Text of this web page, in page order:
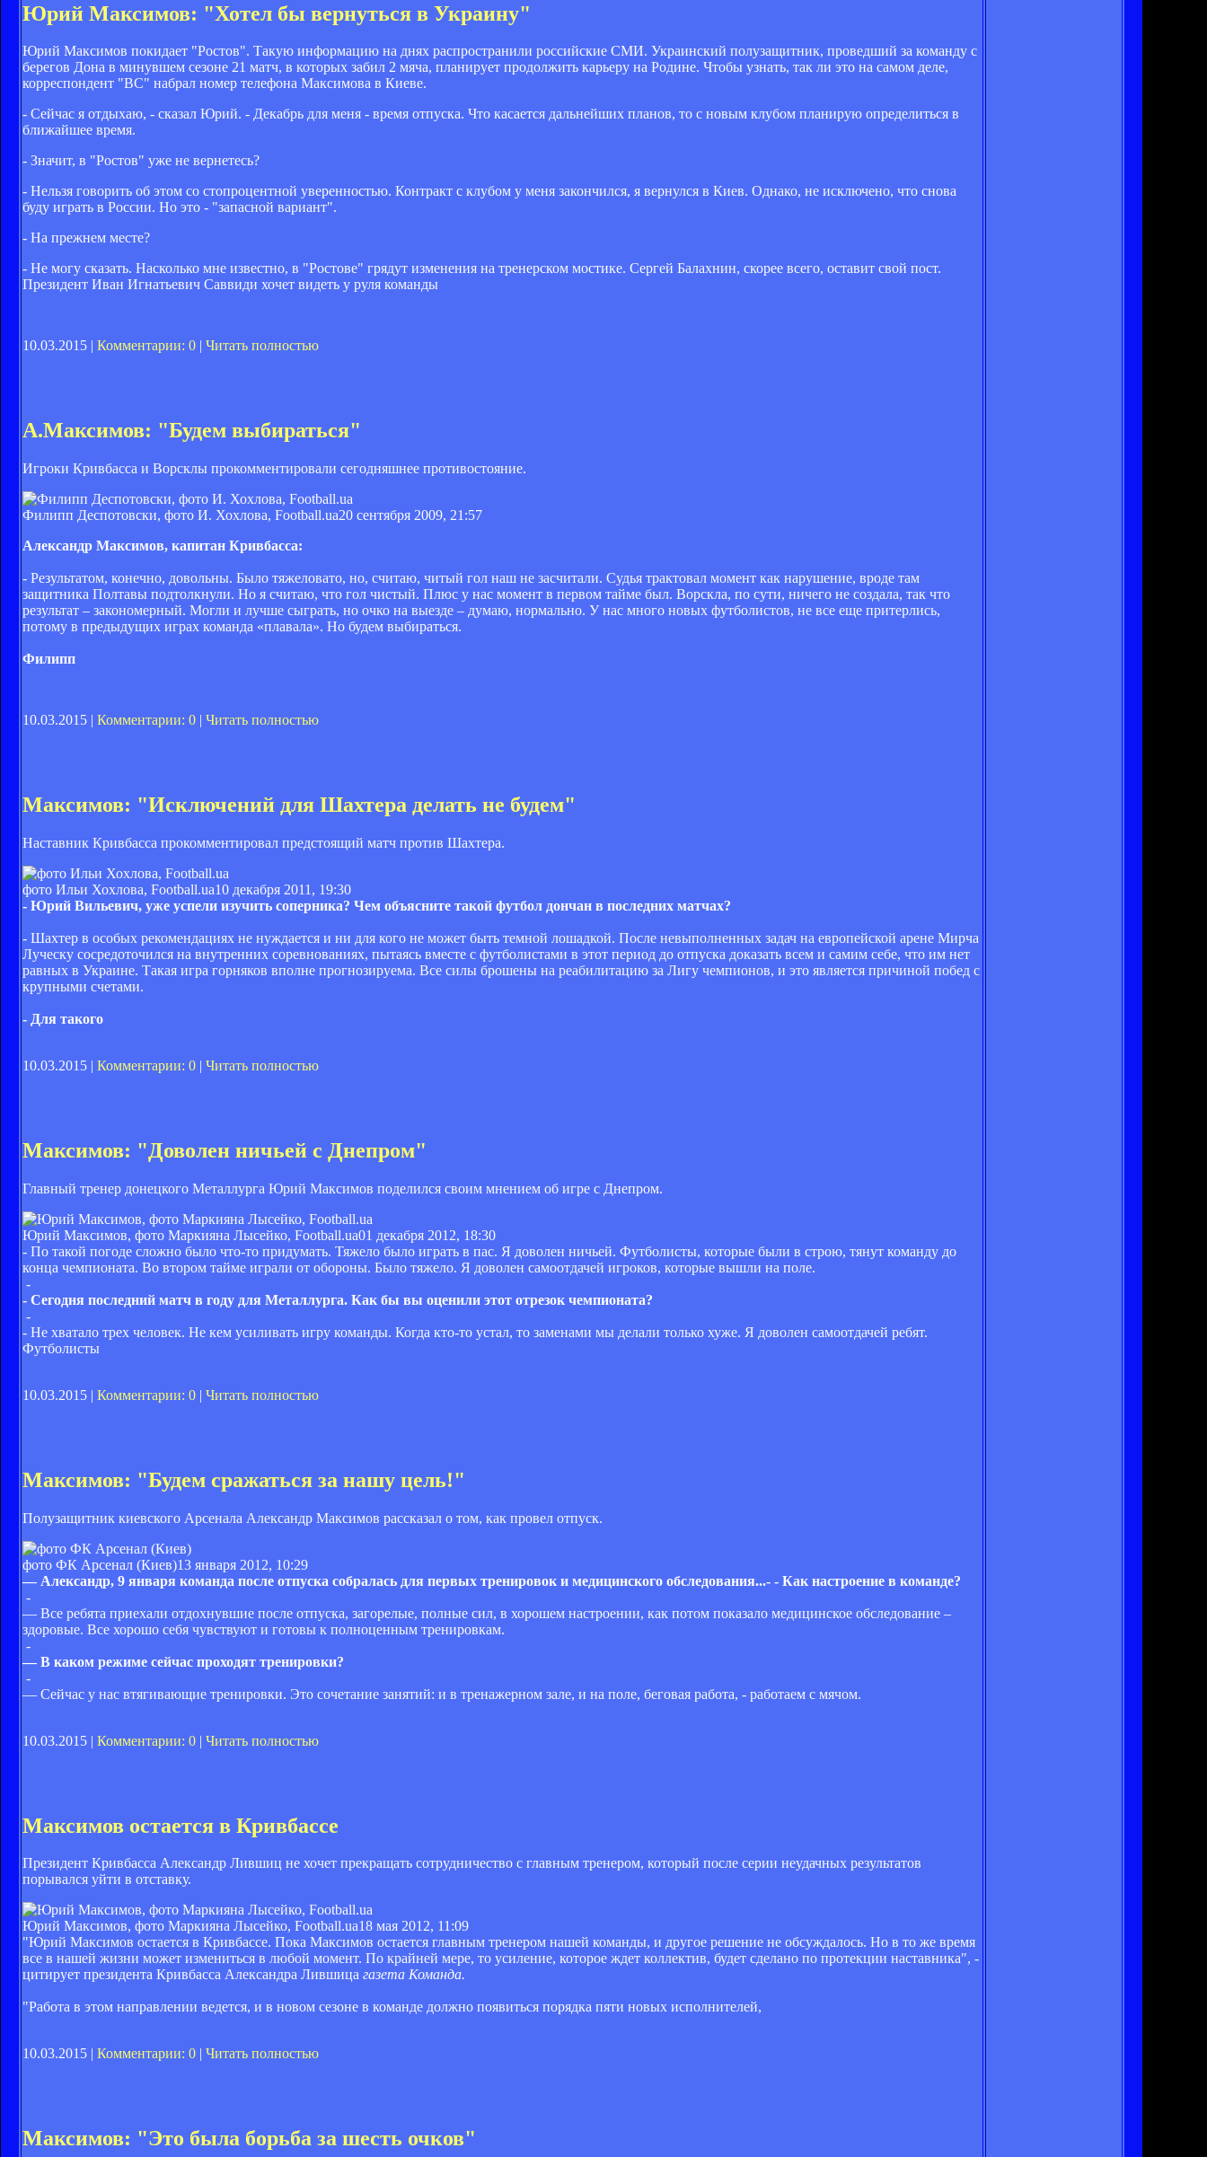
Юрий Максимов: "Хотел бы вернуться в Украину"
Юрий Максимов покидает "Ростов". Такую информацию на днях распространили российские СМИ. Украинский полузащитник, проведший за команду с
берегов Дона в минувшем сезоне 21 матч, в которых забил 2 мяча, планирует продолжить карьеру на Родине. Чтобы узнать, так ли это на самом деле,
корреспондент "ВС" набрал номер телефона Максимова в Киеве.
- Сейчас я отдыхаю, - сказал Юрий. - Декабрь для меня - время отпуска. Что касается дальнейших планов, то с новым клубом планирую определиться в
ближайшее время.
- Значит, в "Ростов" уже не вернетесь?
- Нельзя говорить об этом со стопроцентной уверенностью. Контракт с клубом у меня закончился, я вернулся в Киев. Однако, не исключено, что снова
буду играть в России. Но это - "запасной вариант".
- На прежнем месте?
- Не могу сказать. Насколько мне известно, в "Ростове" грядут изменения на тренерском мостике. Сергей Балахнин, скорее всего, оставит свой пост.
Президент Иван Игнатьевич Саввиди хочет видеть у руля команды
10.03.2015 | Комментарии: 0 | Читать полностью
А.Максимов: "Будем выбираться"
Игроки Кривбасса и Ворсклы прокомментировали сегодняшнее противостояние.
Филипп Деспотовски, фото И. Хохлова, Football.ua20 сентября 2009, 21:57
Александр Максимов, капитан Кривбасса:
- Результатом, конечно, довольны. Было тяжеловато, но, считаю, читый гол наш не засчитали. Судья трактовал момент как нарушение, вроде там
защитника Полтавы подтолкнули. Но я считаю, что гол чистый. Плюс у нас момент в первом тайме был. Ворскла, по сути, ничего не создала, так что
результат – закономерный. Могли и лучше сыграть, но очко на выезде – думаю, нормально. У нас много новых футболистов, не все еще притерлись,
потому в предыдущих играх команда «плавала». Но будем выбираться.
Филипп
10.03.2015 | Комментарии: 0 | Читать полностью
Максимов: "Исключений для Шахтера делать не будем"
Наставник Кривбасса прокомментировал предстоящий матч против Шахтера.
фото Ильи Хохлова, Football.ua10 декабря 2011, 19:30
- Юрий Вильевич, уже успели изучить соперника? Чем объясните такой футбол дончан в последних матчах?
- Шахтер в особых рекомендациях не нуждается и ни для кого не может быть темной лошадкой. После невыполненных задач на европейской арене Мирча
Луческу сосредоточился на внутренних соревнованиях, пытаясь вместе с футболистами в этот период до отпуска доказать всем и самим себе, что им нет
равных в Украине. Такая игра горняков вполне прогнозируема. Все силы брошены на реабилитацию за Лигу чемпионов, и это является причиной побед с
крупными счетами.
- Для такого
10.03.2015 | Комментарии: 0 | Читать полностью
Максимов: "Доволен ничьей с Днепром"
Главный тренер донецкого Металлурга Юрий Максимов поделился своим мнением об игре с Днепром.
Юрий Максимов, фото Маркияна Лысейко, Football.ua01 декабря 2012, 18:30
- По такой погоде сложно было что-то придумать. Тяжело было играть в пас. Я доволен ничьей. Футболисты, которые были в строю, тянут команду до
конца чемпионата. Во втором тайме играли от обороны. Было тяжело. Я доволен самоотдачей игроков, которые вышли на поле.
-
- Сегодня последний матч в году для Металлурга. Как бы вы оценили этот отрезок чемпионата?
-
- Не хватало трех человек. Не кем усиливать игру команды. Когда кто-то устал, то заменами мы делали только хуже. Я доволен самоотдачей ребят.
Футболисты
10.03.2015 | Комментарии: 0 | Читать полностью
Максимов: "Будем сражаться за нашу цель!"
Полузащитник киевского Арсенала Александр Максимов рассказал о том, как провел отпуск.
фото ФК Арсенал (Киев)13 января 2012, 10:29
— Александр, 9 января команда после отпуска собралась для первых тренировок и медицинского обследования...- - Как настроение в команде?
-
— Все ребята приехали отдохнувшие после отпуска, загорелые, полные сил, в хорошем настроении, как потом показало медицинское обследование –
здоровые. Все хорошо себя чувствуют и готовы к полноценным тренировкам.
-
— В каком режиме сейчас проходят тренировки?
-
— Сейчас у нас втягивающие тренировки. Это сочетание занятий: и в тренажерном зале, и на поле, беговая работа, - работаем с мячом.
10.03.2015 | Комментарии: 0 | Читать полностью
Максимов остается в Кривбассе
Президент Кривбасса Александр Лившиц не хочет прекращать сотрудничество с главным тренером, который после серии неудачных результатов
порывался уйти в отставку.
Юрий Максимов, фото Маркияна Лысейко, Football.ua18 мая 2012, 11:09
"Юрий Максимов остается в Кривбассе. Пока Максимов остается главным тренером нашей команды, и другое решение не обсуждалось. Но в то же время
все в нашей жизни может измениться в любой момент. По крайней мере, то усиление, которое ждет коллектив, будет сделано по протекции наставника", -
цитирует президента Кривбасса Александра Лившица газета Команда.
"Работа в этом направлении ведется, и в новом сезоне в команде должно появиться порядка пяти новых исполнителей,
10.03.2015 | Комментарии: 0 Читать полностью
Максимов: "Это была борьба за шесть очков"